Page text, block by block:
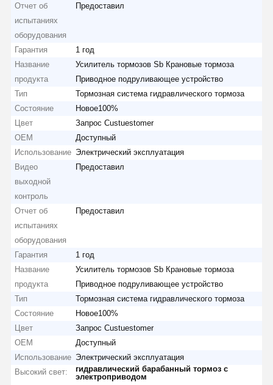
Отчет об
испытаниях
оборудования
Предоставил
Гарантия
1 год
Название
продукта
Усилитель тормозов Sb Крановые тормоза
Приводное подруливающее устройство
Тип
Тормозная система гидравлического тормоза
Состояние
Новое100%
Цвет
Запрос Custuestomer
OEM
Доступный
Использование Электрический эксплуатация
Видео
выходной
контроль
Предоставил
Отчет об
испытаниях
оборудования
Предоставил
Гарантия
1 год
Название
продукта
Усилитель тормозов Sb Крановые тормоза
Приводное подруливающее устройство
Тип
Тормозная система гидравлического тормоза
Состояние
Новое100%
Цвет
Запрос Custuestomer
OEM
Доступный
Использование Электрический эксплуатация
Высокий свет:
гидравлический барабанный тормоз с
электроприводом